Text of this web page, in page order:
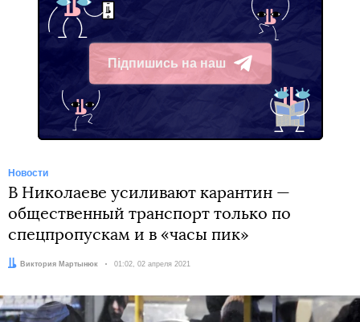
Підпишись на наш
Telegram
Новости
В Николаеве усиливают карантин —
общественный транспорт только по
спецпропускам и в «часы пик»
Автор:Виктория Мартынюк Дата:
01:02, 02 апреля 2021